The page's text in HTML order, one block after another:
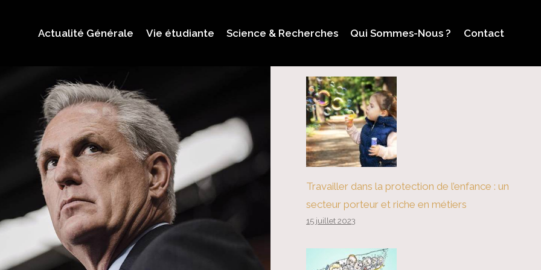
Actualité Générale Vie étudiante Science & Recherches Qui Sommes-Nous ? Contact
Travailler dans la protection de l’enfance : un
secteur porteur et riche en métiers
15 juillet 2023